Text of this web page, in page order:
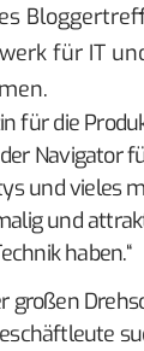
für IT
für die
Navigator
und vieles
und
haben.“
großen